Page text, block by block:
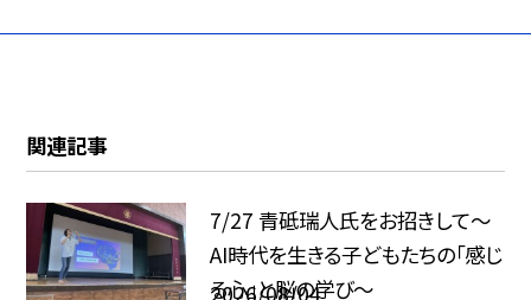
関連記事
7/27 青砥瑞人氏をお招きして〜
AI時代を生きる子どもたちの「感じ
る心」と脳の学び〜
2026/08/04